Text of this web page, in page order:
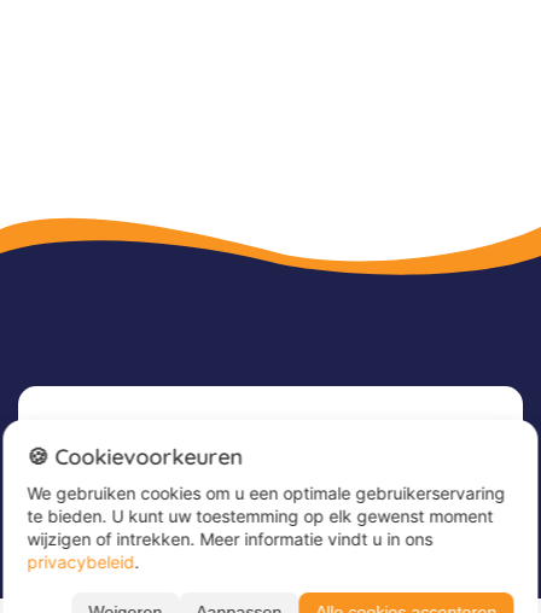
Nieuwsbrief
Meld u nu aan voor onze nieuwsbrief om
geweldige aanbiedingen te ontvangen en op de
hoogte te blijven!
Voer hier uw e-mailadres in*
🍪 Cookievoorkeuren
We gebruiken cookies om u een optimale gebruikerservaring
te bieden. U kunt uw toestemming op elk gewenst moment
wijzigen of intrekken. Meer informatie vindt u in ons
privacybeleid.